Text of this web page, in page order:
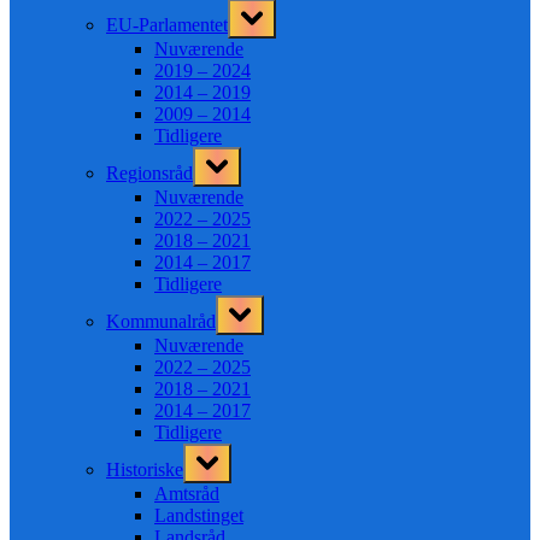
EU-Parlamentet
Toggle
sub-
menu
Nuværende
2019 – 2024
2014 – 2019
2009 – 2014
Tidligere
Regionsråd
Toggle
sub-
menu
Nuværende
2022 – 2025
2018 – 2021
2014 – 2017
Tidligere
Kommunalråd
Toggle
sub-
menu
Nuværende
2022 – 2025
2018 – 2021
2014 – 2017
Tidligere
Historiske
Toggle
sub-
menu
Amtsråd
Landstinget